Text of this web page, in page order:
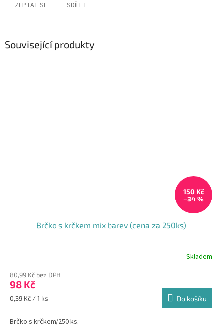
ZEPTAT SE SDÍLET
Související produkty
150 Kč
–34 %
Brčko s krčkem mix barev (cena za 250ks)
produktu
je
5,0
hvězdiček.
Skladem
80,99 Kč bez DPH
98 Kč
Měrná
0,39 Kč / 1 ks Do košíku
Brčko s krčkem/250 ks.